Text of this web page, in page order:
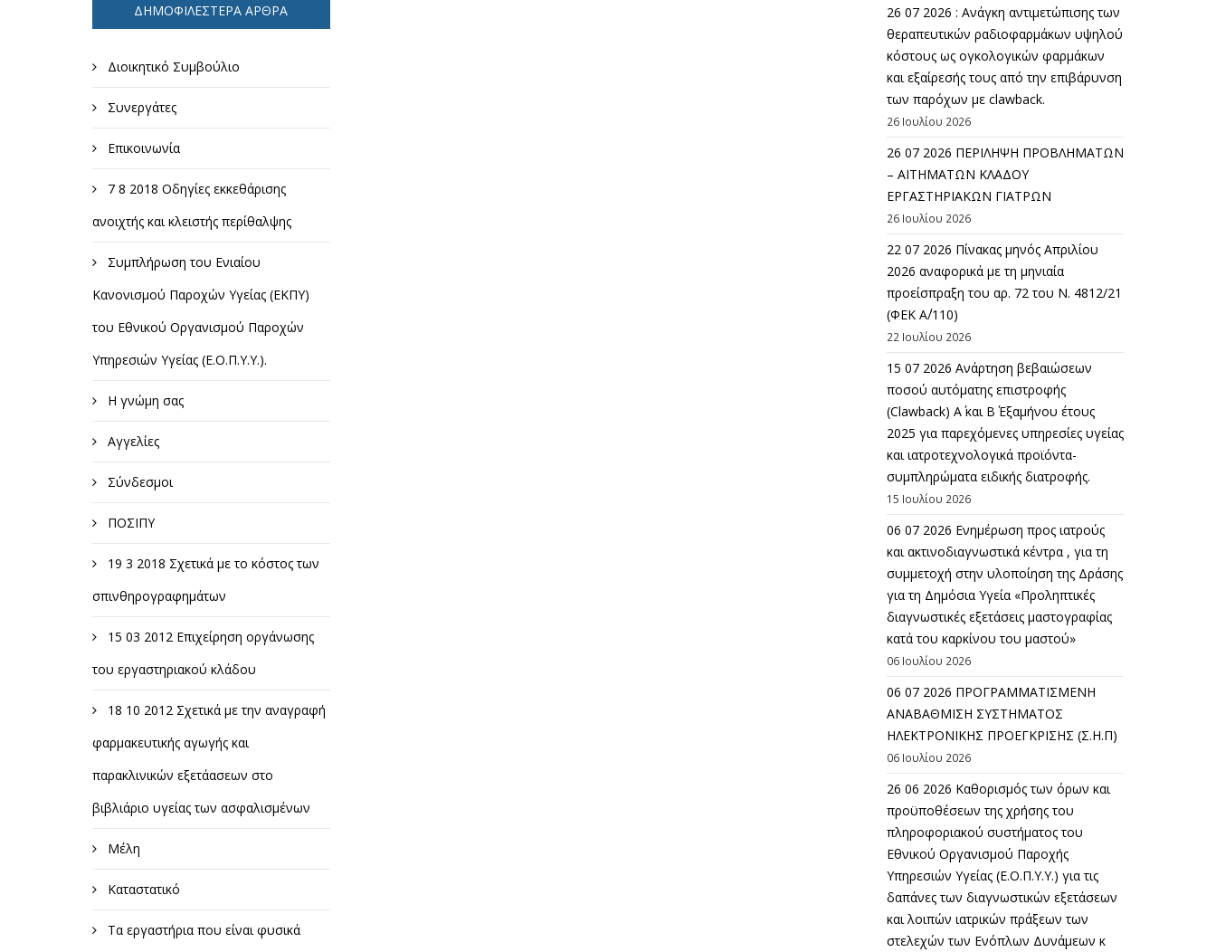
ΔΗΜΟΦΙΛΈΣΤΕΡΑ ΆΡΘΡΑ
Διοικητικό Συμβούλιο
Συνεργάτες
Επικοινωνία
7 8 2018 Οδηγίες εκκεθάρισης
ανοιχτής και κλειστής περίθαλψης
Συμπλήρωση του Ενιαίου
Κανονισμού Παροχών Υγείας (ΕΚΠΥ)
του Εθνικού Οργανισμού Παροχών
Υπηρεσιών Υγείας (Ε.Ο.Π.Υ.Υ.).
Η γνώμη σας
Αγγελίες
Σύνδεσμοι
ΠΟΣΙΠΥ
19 3 2018 Σχετικά με το κόστος των
σπινθηρογραφημάτων
15 03 2012 Επιχείρηση οργάνωσης
του εργαστηριακού κλάδου
18 10 2012 Σχετικά με την αναγραφή
φαρμακευτικής αγωγής και
παρακλινικών εξετάασεων στο
βιβλιάριο υγείας των ασφαλισμένων
Μέλη
Καταστατικό
Τα εργαστήρια που είναι φυσικά
26 07 2026 : Ανάγκη αντιμετώπισης των
θεραπευτικών ραδιοφαρμάκων υψηλού
κόστους ως ογκολογικών φαρμάκων
και εξαίρεσής τους από την επιβάρυνση
των παρόχων με clawback.
26 Ιουλίου 2026
26 07 2026 ΠΕΡΙΛΗΨΗ ΠΡΟΒΛΗΜΑΤΩΝ
– ΑΙΤΗΜΑΤΩΝ ΚΛΑΔΟΥ
ΕΡΓΑΣΤΗΡΙΑΚΩΝ ΓΙΑΤΡΩΝ
26 Ιουλίου 2026
22 07 2026 Πίνακας μηνός Απριλίου
2026 αναφορικά με τη μηνιαία
προείσπραξη του αρ. 72 του Ν. 4812/21
(ΦΕΚ Α΄/110)
22 Ιουλίου 2026
15 07 2026 Ανάρτηση βεβαιώσεων
ποσού αυτόματης επιστροφής
(Clawback) A΄ και Β΄ Εξαμήνου έτους
2025 για παρεχόμενες υπηρεσίες υγείας
και ιατροτεχνολογικά προϊόντα-
συμπληρώματα ειδικής διατροφής.
15 Ιουλίου 2026
06 07 2026 Eνημέρωση προς ιατρούς
και ακτινοδιαγνωστικά κέντρα , για τη
συμμετοχή στην υλοποίηση της Δράσης
για τη Δημόσια Υγεία «Προληπτικές
διαγνωστικές εξετάσεις μαστογραφίας
κατά του καρκίνου του μαστού»
06 Ιουλίου 2026
06 07 2026 ΠΡΟΓΡΑΜΜΑΤΙΣΜΕΝΗ
ΑΝΑΒΑΘΜΙΣΗ ΣΥΣΤΗΜΑΤΟΣ
ΗΛΕΚΤΡΟΝΙΚΗΣ ΠΡΟΕΓΚΡΙΣΗΣ (Σ.Η.Π)
06 Ιουλίου 2026
26 06 2026 Καθορισμός των όρων και
προϋποθέσεων της χρήσης του
πληροφοριακού συστήματος του
Εθνικού Οργανισμού Παροχής
Υπηρεσιών Υγείας (Ε.Ο.Π.Υ.Υ.) για τις
δαπάνες των διαγνωστικών εξετάσεων
και λοιπών ιατρικών πράξεων των
στελεχών των Ενόπλων Δυνάμεων κ